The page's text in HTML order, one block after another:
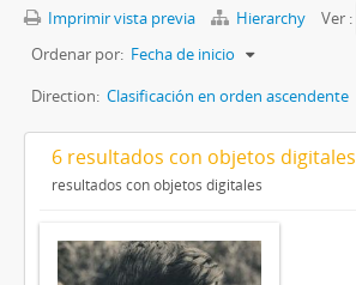
Imprimir vista previa Hierarchy
Ver :
Ordenar por: Fecha de inicio
Direction: Clasificación en orden ascendente
6 resultados con objetos digitales
resultados con objetos digitales